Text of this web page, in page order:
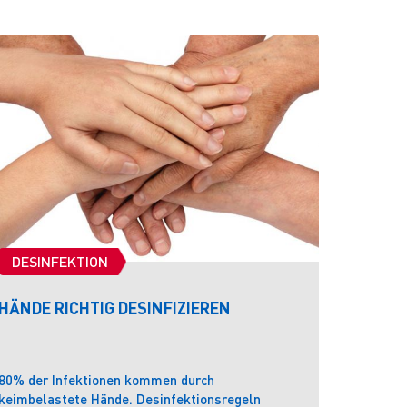
DESINFEKTION
HÄNDE RICHTIG DESINFIZIEREN
80% der Infektionen kommen durch
keimbelastete Hände. Desinfektionsregeln